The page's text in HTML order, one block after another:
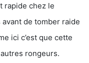
rapide chez le
de tomber raide
ici c’est que cette
rongeurs.